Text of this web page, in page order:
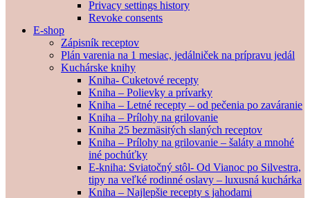
Privacy settings history
Revoke consents
E-shop
Zápisník receptov
Plán varenia na 1 mesiac, jedálniček na prípravu jedál
Kuchárske knihy
Kniha- Cuketové recepty
Kniha – Polievky a prívarky
Kniha – Letné recepty – od pečenia po zaváranie
Kniha – Prílohy na grilovanie
Kniha 25 bezmäsitých slaných receptov
Kniha – Prílohy na grilovanie – šaláty a mnohé
iné pochúťky
E-kniha: Sviatočný stôl- Od Vianoc po Silvestra,
tipy na veľké rodinné oslavy – luxusná kuchárka
Kniha – Najlepšie recepty s jahodami